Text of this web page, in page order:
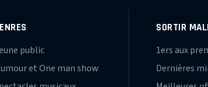
public
et One man show
SORTIR
1ers aux
Dernières